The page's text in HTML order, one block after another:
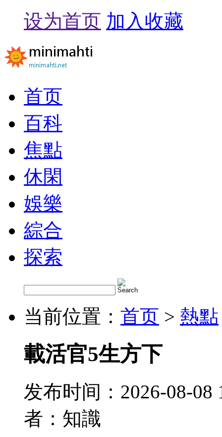
设为首页 加入收藏
首页
百科
焦點
休閑
娛樂
綜合
探索
当前位置： 首页 > 熱點
載活官5生方下
发布时间：2026-08-08
者：知識